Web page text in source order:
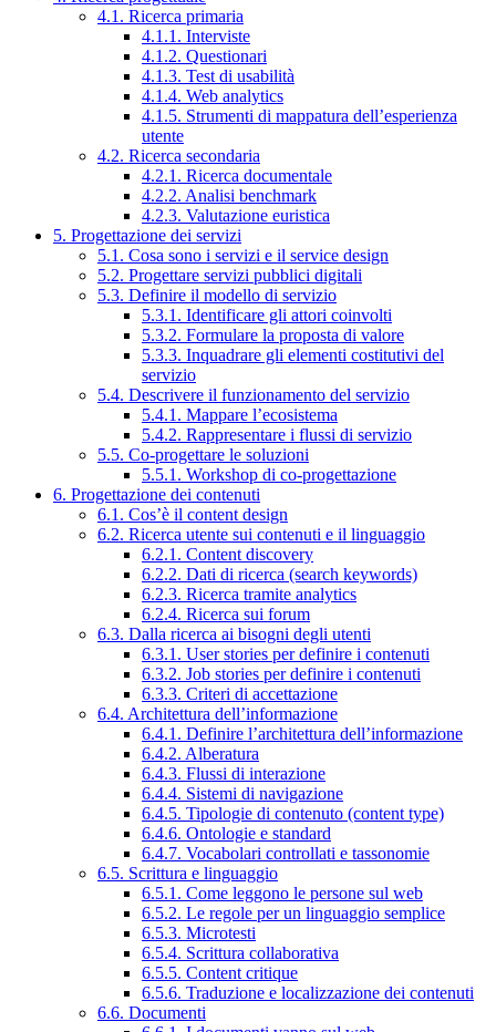
4.1. Ricerca primaria
4.1.1. Interviste
4.1.2. Questionari
4.1.3. Test di usabilità
4.1.4. Web analytics
4.1.5. Strumenti di mappatura dell’esperienza
utente
4.2. Ricerca secondaria
4.2.1. Ricerca documentale
4.2.2. Analisi benchmark
4.2.3. Valutazione euristica
5. Progettazione dei servizi
5.1. Cosa sono i servizi e il service design
5.2. Progettare servizi pubblici digitali
5.3. Definire il modello di servizio
5.3.1. Identificare gli attori coinvolti
5.3.2. Formulare la proposta di valore
5.3.3. Inquadrare gli elementi costitutivi del
servizio
5.4. Descrivere il funzionamento del servizio
5.4.1. Mappare l’ecosistema
5.4.2. Rappresentare i flussi di servizio
5.5. Co-progettare le soluzioni
5.5.1. Workshop di co-progettazione
6. Progettazione dei contenuti
6.1. Cos’è il content design
6.2. Ricerca utente sui contenuti e il linguaggio
6.2.1. Content discovery
6.2.2. Dati di ricerca (search keywords)
6.2.3. Ricerca tramite analytics
6.2.4. Ricerca sui forum
6.3. Dalla ricerca ai bisogni degli utenti
6.3.1. User stories per definire i contenuti
6.3.2. Job stories per definire i contenuti
6.3.3. Criteri di accettazione
6.4. Architettura dell’informazione
6.4.1. Definire l’architettura dell’informazione
6.4.2. Alberatura
6.4.3. Flussi di interazione
6.4.4. Sistemi di navigazione
6.4.5. Tipologie di contenuto (content type)
6.4.6. Ontologie e standard
6.4.7. Vocabolari controllati e tassonomie
6.5. Scrittura e linguaggio
6.5.1. Come leggono le persone sul web
6.5.2. Le regole per un linguaggio semplice
6.5.3. Microtesti
6.5.4. Scrittura collaborativa
6.5.5. Content critique
6.5.6. Traduzione e localizzazione dei contenuti
6.6. Documenti